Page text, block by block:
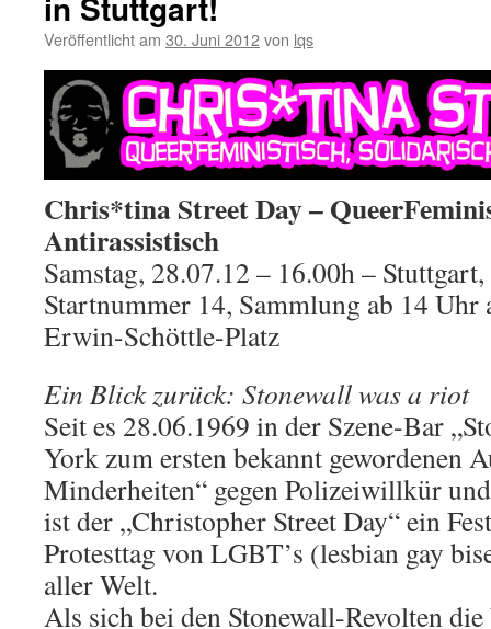
Veröffentlicht am 30. Juni 2012von lqs
Chris*tina Street Day –
Antirassistisch
Samstag, 28.07.12 – 16.00h –
Startnummer 14, Sammlung ab 14 Uhr
Erwin-Schöttle-Platz
Ein Blick zurück: Stonewall was a riot
Seit es 28.06.1969 in der Szene-Bar
York zum ersten bekannt gewordenen
Minderheiten“ gegen Polizeiwillkür
ist der „Christopher Street Day“ ein
Protesttag von LGBT’s (lesbian gay
aller Welt.
Als sich bei den Stonewall-Revolten